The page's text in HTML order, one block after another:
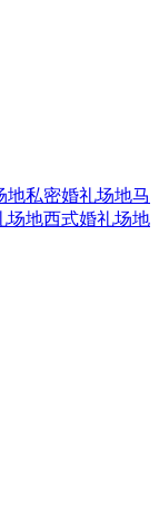
地私密婚礼场地马
场地西式婚礼场地